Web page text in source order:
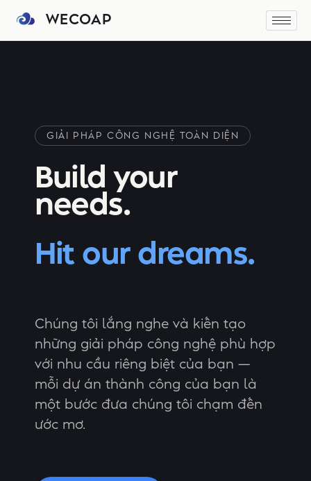
WECOAP
GIẢI PHÁP CÔNG NGHỆ TOÀN DIỆN
Build your
needs.
Hit our dreams.
Chúng tôi lắng nghe và kiến tạo
những giải pháp công nghệ phù hợp
với nhu cầu riêng biệt của bạn —
mỗi dự án thành công của bạn là
một bước đưa chúng tôi chạm đến
ước mơ.